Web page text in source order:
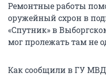
Ремонтные работы
оружейный схрон в
«Спутник» в
мог пролежать там не
Как сообщили в ГУ МВД